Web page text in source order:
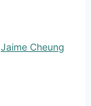
Jaime Cheung